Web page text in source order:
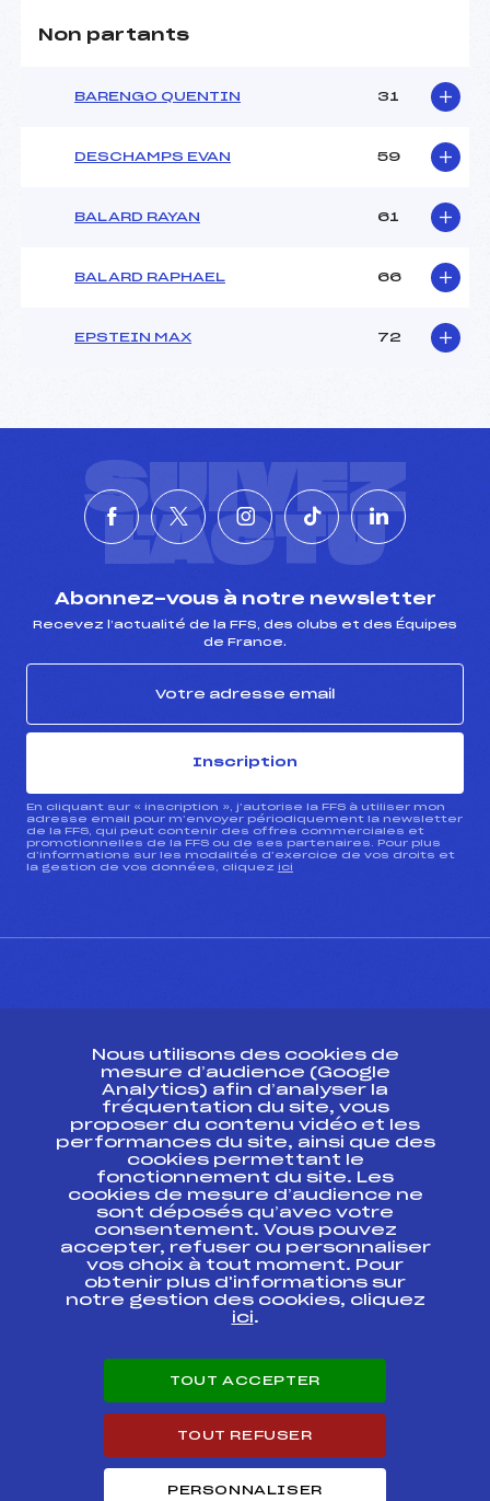
Non partants
BARENGO QUENTIN 31
DESCHAMPS EVAN 59
BALARD RAYAN 61
BALARD RAPHAEL 66
EPSTEIN MAX 72
SUIVEZ
L'ACTU
Abonnez-vous à notre newsletter
Recevez l’actualité de la FFS, des clubs et des Équipes
de France.
Inscription
En cliquant sur « inscription », j’autorise la FFS à utiliser mon
adresse email pour m’envoyer périodiquement la newsletter
de la FFS, qui peut contenir des offres commerciales et
promotionnelles de la FFS ou de ses partenaires. Pour plus
d’informations sur les modalités d’exercice de vos droits et
la gestion de vos données, cliquez ici
Ressources
Pass’Neige
Projet sportif fédéral
Projet de performance fédéral
Antidopage
Pôle Développement, Formation, Suivi
Scientifique
Listes ministérielles
Pôle vie de l’athlète
Enseignement professionnel
Carrières
Nous utilisons des cookies de
mesure d’audience (Google
Analytics) afin d’analyser la
fréquentation du site, vous
proposer du contenu vidéo et les
performances du site, ainsi que des
cookies permettant le
fonctionnement du site. Les
cookies de mesure d’audience ne
sont déposés qu’avec votre
consentement. Vous pouvez
accepter, refuser ou personnaliser
vos choix à tout moment. Pour
obtenir plus d'informations sur
notre gestion des cookies, cliquez
ici.
TOUT ACCEPTER
TOUT REFUSER
PERSONNALISER